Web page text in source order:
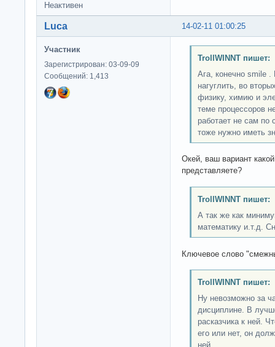
Неактивен
14-02-11 01:00:25
Luca
Участник
Зарегистрирован: 03-09-09
Сообщений: 1,413
TrollWINNT пишет:
Ага, конечно smile
нагуглить, во
физику, химию и
теме процессоров
работает не сам по
тоже нужно иметь
Окей, ваш вариант
представляете?
TrollWINNT пишет:
А так же как
математику и.т.д.
Ключевое слово
TrollWINNT пишет:
Ну невозможно за
дисциплине. В
расказчика к ней.
его или нет, он
ней.